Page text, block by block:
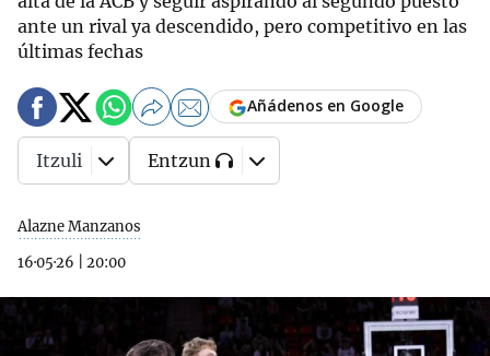
ante un rival ya descendido, pero competitivo en las
últimas fechas
Alazne Manzanos
16·05·26
20:00
Añádenos en Google
Itzuli Entzun